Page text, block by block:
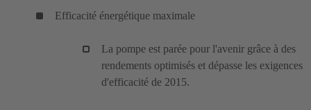
Efficacité énergétique maximale
La pompe est parée pour l'avenir grâce à des
rendements optimisés et dépasse les exigences
d'efficacité de 2015.